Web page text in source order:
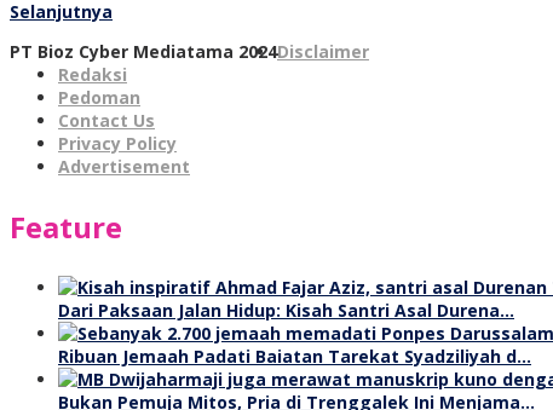
Selanjutnya
PT Bioz Cyber Mediatama 2024Disclaimer
Redaksi
Pedoman
Contact Us
Privacy Policy
Advertisement
Feature
Dari Paksaan Jalan Hidup: Kisah Santri Asal Durena…
Ribuan Jemaah Padati Baiatan Tarekat Syadziliyah d…
Bukan Pemuja Mitos, Pria di Trenggalek Ini Menjama…